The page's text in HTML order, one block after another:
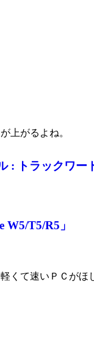
上がるよね。
: トラックワー
W5/T5/R5」
くて速いＰＣがほ